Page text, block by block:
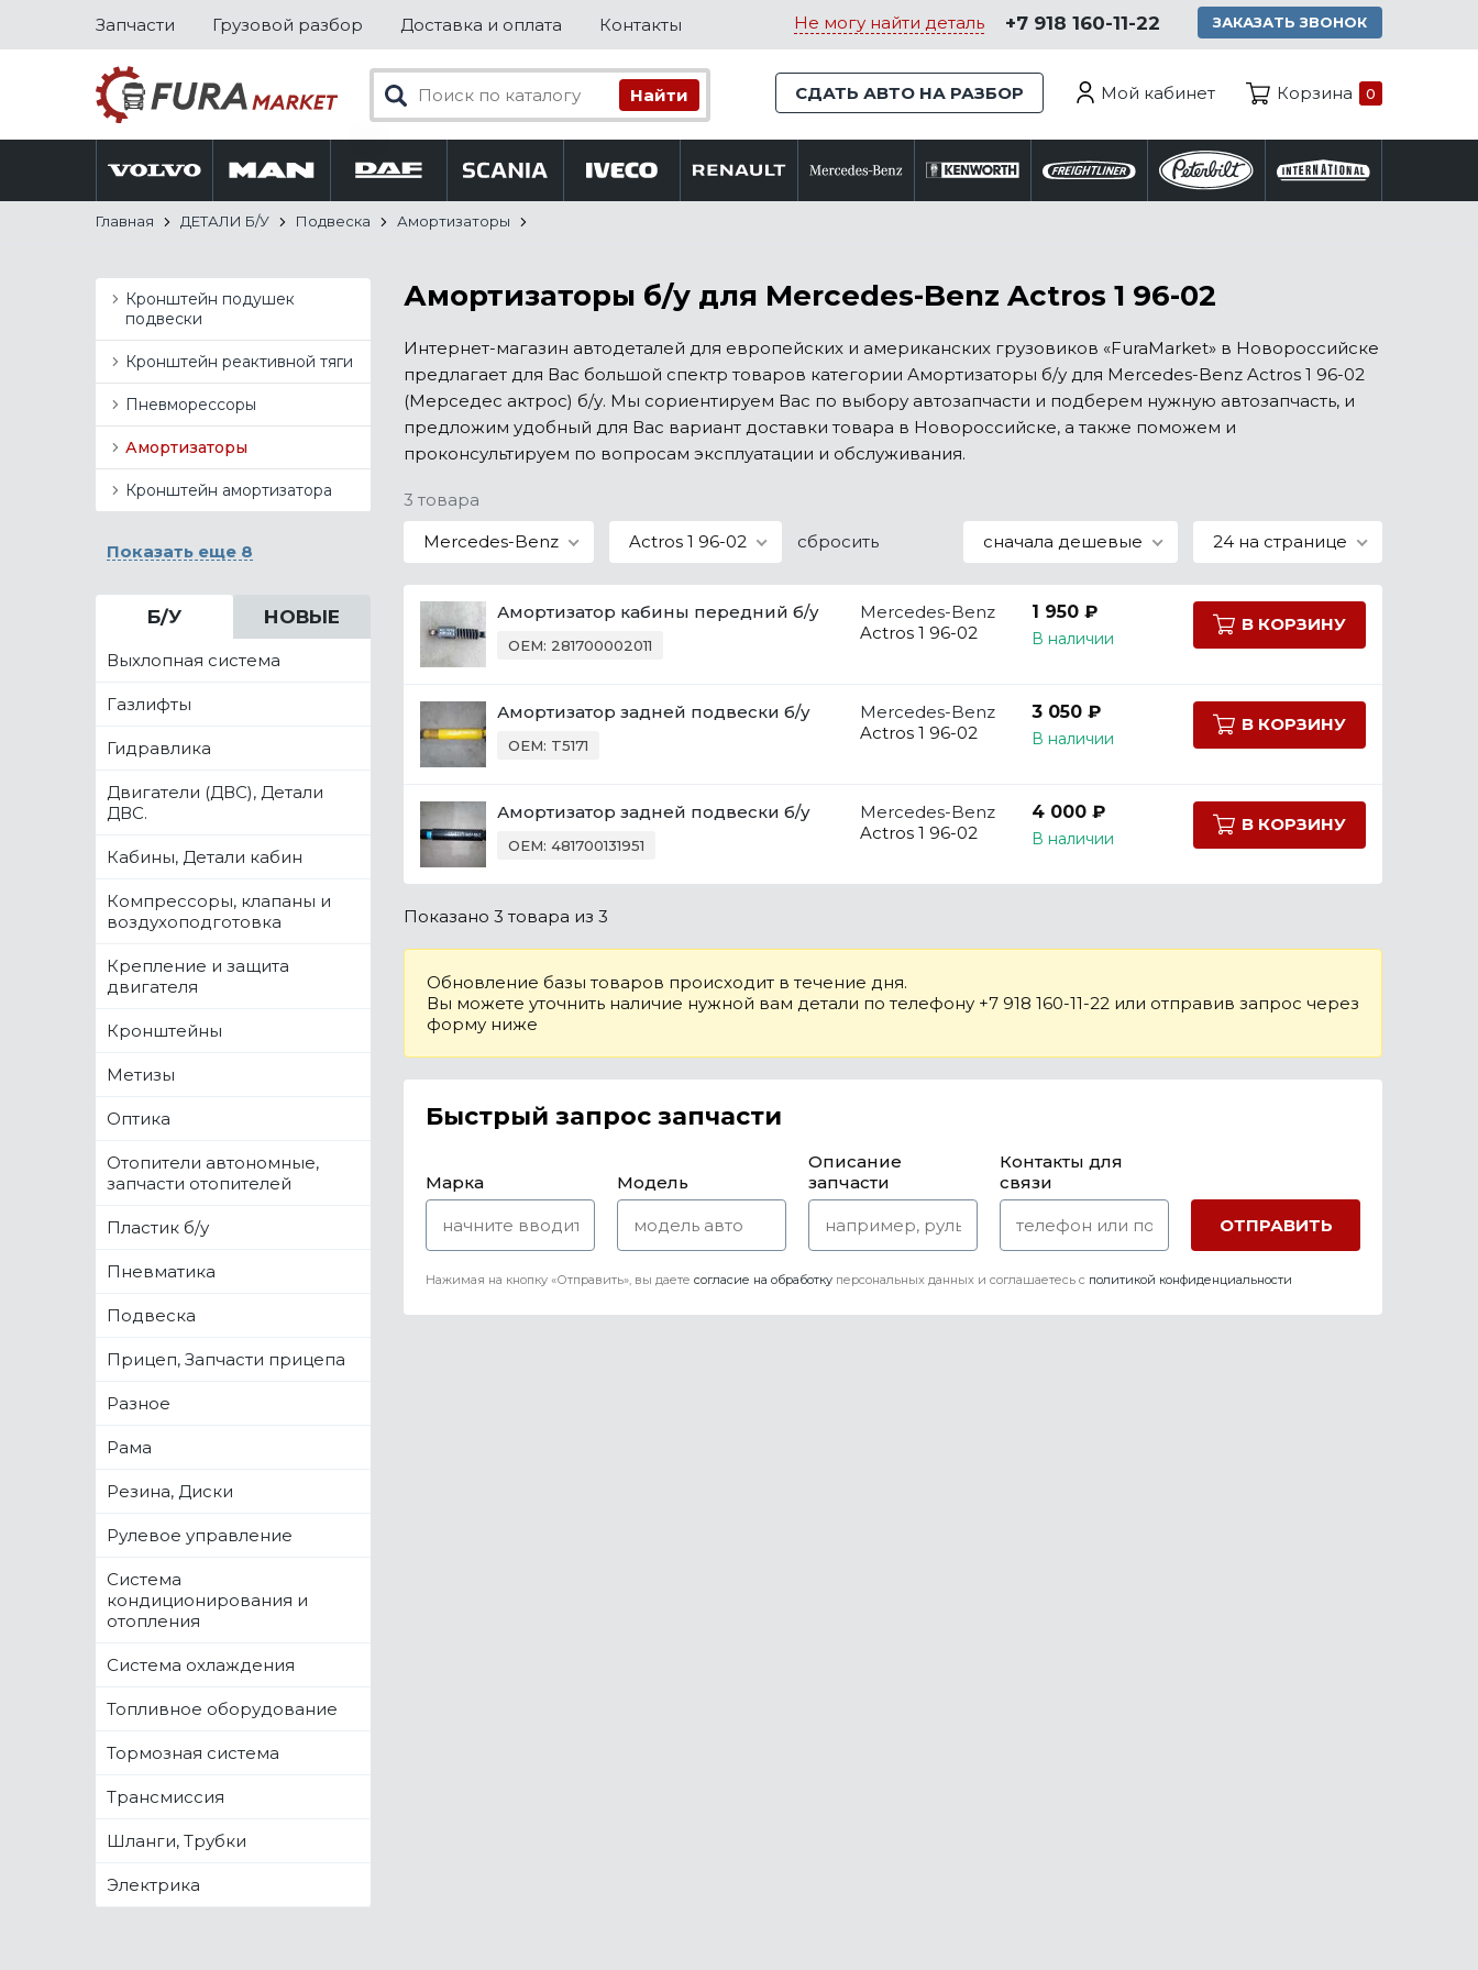
Запчасти Грузовой разбор Доставка и оплата Контакты Не могу найти деталь +7 918 160-11-22 ЗАКАЗАТЬ ЗВОНОК
СДАТЬ АВТО НА РАЗБОР Мой кабинет Корзина 0
Главная ДЕТАЛИ Б/У Подвеска Амортизаторы
Кронштейн подушек
подвески
Кронштейн реактивной тяги
Пневморессоры
Амортизаторы
Кронштейн амортизатора
Показать еще 8
Б/У НОВЫЕ
Выхлопная система
Газлифты
Гидравлика
Двигатели (ДВС), Детали
ДВС.
Кабины, Детали кабин
Компрессоры, клапаны и
воздухоподготовка
Крепление и защита
двигателя
Кронштейны
Метизы
Оптика
Отопители автономные,
запчасти отопителей
Пластик б/у
Пневматика
Подвеска
Прицеп, Запчасти прицепа
Разное
Рама
Резина, Диски
Рулевое управление
Система
кондиционирования и
отопления
Система охлаждения
Топливное оборудование
Тормозная система
Трансмиссия
Шланги, Трубки
Электрика
Амортизаторы б/у для Mercedes-Benz Actros 1 96-02
Интернет-магазин автодеталей для европейских и американских грузовиков «FuraMarket» в Новороссийске
предлагает для Вас большой спектр товаров категории Амортизаторы б/у для Mercedes-Benz Actros 1 96-02
(Мерседес актрос) б/у. Мы сориентируем Вас по выбору автозапчасти и подберем нужную автозапчасть, и
предложим удобный для Вас вариант доставки товара в Новороссийске, а также поможем и
проконсультируем по вопросам эксплуатации и обслуживания.
3 товара
Mercedes-Benz
Actros 1 96-02 сбросить сначала дешевые 24 на странице
Амортизатор кабины передний б/у
OEM: 281700002011
Mercedes-Benz
Actros 1 96-02
1 950 ₽
В наличии
В КОРЗИНУ
Амортизатор задней подвески б/у
OEM: T5171
Mercedes-Benz
Actros 1 96-02
3 050 ₽
В наличии
В КОРЗИНУ
Амортизатор задней подвески б/у
OEM: 481700131951
Mercedes-Benz
Actros 1 96-02
4 000 ₽
В наличии
В КОРЗИНУ
Показано 3 товара из 3
Обновление базы товаров происходит в течение дня.
Вы можете уточнить наличие нужной вам детали по телефону +7 918 160-11-22 или отправив запрос через
форму ниже
Быстрый запрос запчасти
Марка Модель
Описание
запчасти
Контакты для
связи
Нажимая на кнопку «Отправить», вы даете согласие на обработку персональных данных и соглашаетесь c политикой конфиденциальности